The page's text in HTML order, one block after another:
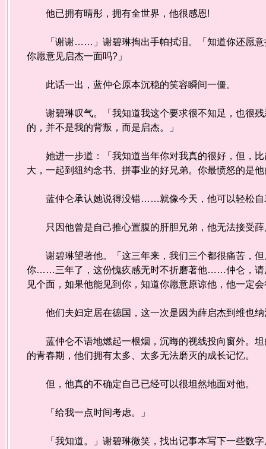
他已拥有晴彤，拥有全世界，他很感恩!
「谢谢……」谢碧琳掏出手帕拭泪。「知道你还愿意
你愿意见启杰一面吗?」
此话一出，蓝仲仑原本沉稳的笑容瞬间一僵。
谢碧琳叹气。「我知道我这个要求很不知足，也很
的，并不是我的背叛，而是启杰。」
她进一步道：「我知道当年你对我真的很好，但，比
大，一起到纽约念书、拼事业的好兄弟。你最愤怒的是
蓝仲仑承认她说得没错……就像今天，他可以轻松自
只因他曾是自己推心置腹的肝胆兄弟，他无法接受薛
谢碧琳望著他。「这三年来，我们三个都很痛苦，但
你……三年了，这份愧疚感无时不折磨著他……仲仑，请
见个面，如果他能见到你，知道你愿意原谅他，他一
他们夫妇定居在德国，这一次是因为薛启杰到维也纳
蓝仲仑不语地燃起一根烟，沉晦的视线投向窗外。坦
的青春期，他们拥有太多、太多无法磨灭的成长记忆。
但，他真的不确定自己已经可以很坦然地面对他。
「给我一点时间考虑。」
「我知道。」谢碧琳微笑，找出记事本写下一些数字